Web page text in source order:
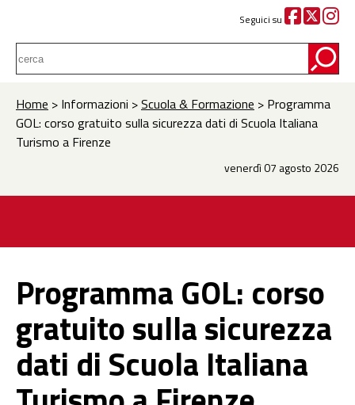
Seguici su
Home > Informazioni >Scuola & Formazione > Programma
GOL: corso gratuito sulla sicurezza dati di Scuola Italiana
Turismo a Firenze
venerdì 07 agosto 2026
Programma GOL: corso
gratuito sulla sicurezza
dati di Scuola Italiana